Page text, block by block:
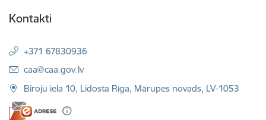
Kontakti
+371 67830936
E-pasts:
caa@caa.gov.lv
Biroju iela 10, Lidosta Rīga, Mārupes novads, LV-1053